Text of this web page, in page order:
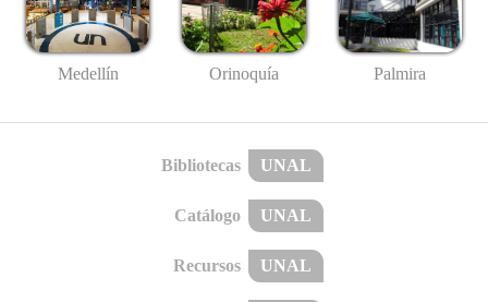
Medellín Orinoquía Palmira
Bibliotecas UNAL
Catálogo UNAL
Recursos UNAL